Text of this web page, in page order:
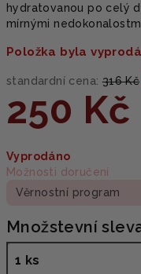
hydratovanou po celý
mírnými
Položka byla
standardní cena: 316 Kč
250 Kč
cena:
Vyprodáno
Možnosti doručení
Věrnostní program
Množstevní
1 ks